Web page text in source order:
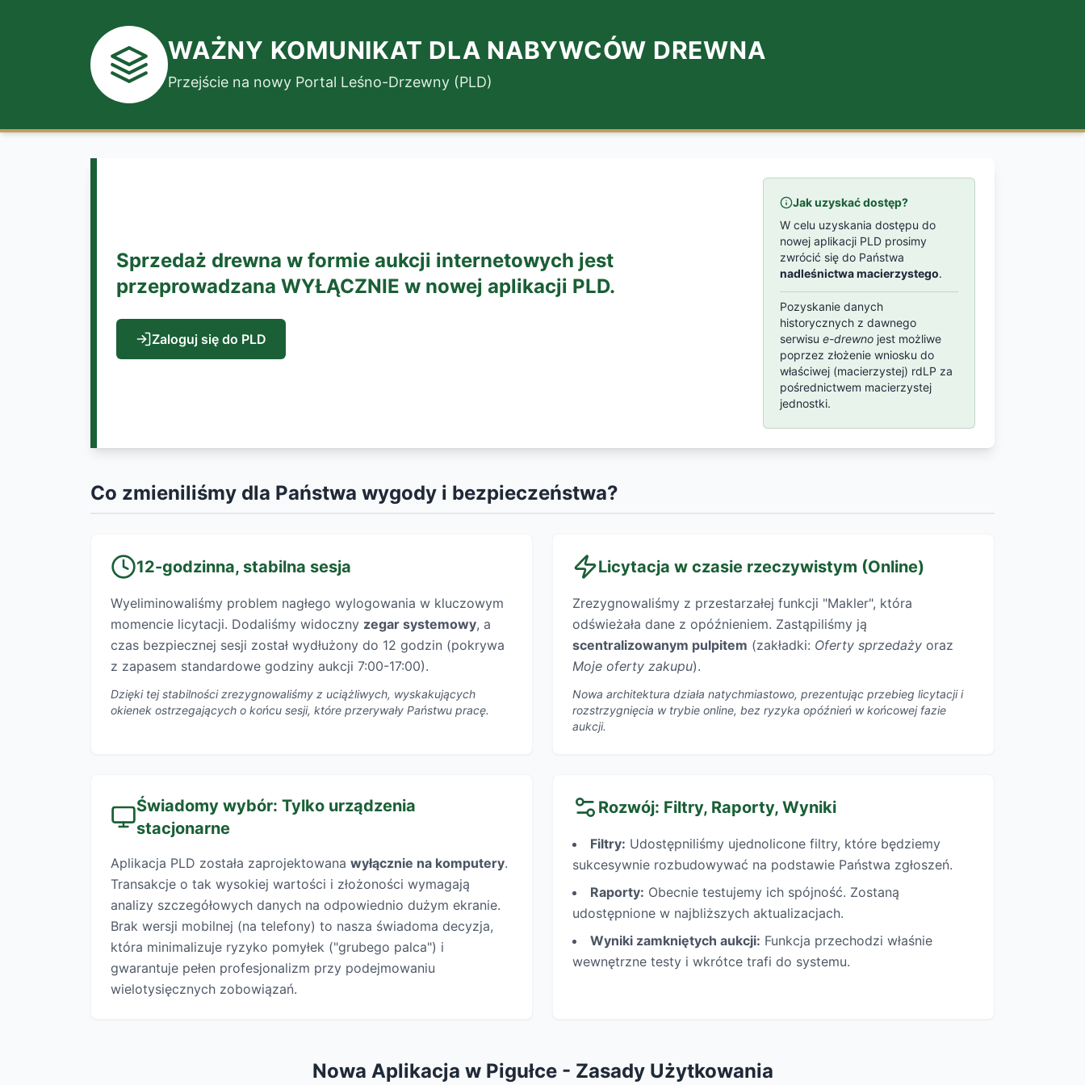
WAŻNY KOMUNIKAT DLA NABYWCÓW DREWNA
Przejście na nowy Portal Leśno-Drzewny (PLD)
Sprzedaż drewna w formie aukcji internetowych jest
przeprowadzana WYŁĄCZNIE w nowej aplikacji PLD.
Zaloguj się do PLD
Jak uzyskać dostęp?
W celu uzyskania dostępu do
nowej aplikacji PLD prosimy
zwrócić się do Państwa
nadleśnictwa macierzystego.
Pozyskanie danych
historycznych z dawnego
serwisue-drewno jest możliwe
poprzez złożenie wniosku do
właściwej (macierzystej) rdLP za
pośrednictwem macierzystej
jednostki.
Co zmieniliśmy dla Państwa wygody i bezpieczeństwa?
12-godzinna, stabilna sesja
Wyeliminowaliśmy problem nagłego wylogowania w kluczowym
momencie licytacji. Dodaliśmy widoczny zegar systemowy, a
czas bezpiecznej sesji został wydłużony do 12 godzin (pokrywa
z zapasem standardowe godziny aukcji 7:00-17:00).
Dzięki tej stabilności zrezygnowaliśmy z uciążliwych, wyskakujących
okienek ostrzegających o końcu sesji, które przerywały Państwu pracę.
Licytacja w czasie rzeczywistym (Online)
Zrezygnowaliśmy z przestarzałej funkcji "Makler", która
odświeżała dane z opóźnieniem. Zastąpiliśmy ją
scentralizowanym pulpitem (zakładki: Oferty sprzedaży oraz
Moje oferty zakupu).
Nowa architektura działa natychmiastowo, prezentując przebieg licytacji i
rozstrzygnięcia w trybie online, bez ryzyka opóźnień w końcowej fazie
aukcji.
Świadomy wybór: Tylko urządzenia
stacjonarne
Aplikacja PLD została zaprojektowana wyłącznie na komputery.
Transakcje o tak wysokiej wartości i złożoności wymagają
analizy szczegółowych danych na odpowiednio dużym ekranie.
Brak wersji mobilnej (na telefony) to nasza świadoma decyzja,
która minimalizuje ryzyko pomyłek ("grubego palca") i
gwarantuje pełen profesjonalizm przy podejmowaniu
wielotysięcznych zobowiązań.
Rozwój: Filtry, Raporty, Wyniki
Filtry: Udostępniliśmy ujednolicone filtry, które będziemy
sukcesywnie rozbudowywać na podstawie Państwa zgłoszeń.
Raporty: Obecnie testujemy ich spójność. Zostaną
udostępnione w najbliższych aktualizacjach.
Wyniki zamkniętych aukcji: Funkcja przechodzi właśnie
wewnętrzne testy i wkrótce trafi do systemu.
Nowa Aplikacja w Pigułce - Zasady Użytkowania